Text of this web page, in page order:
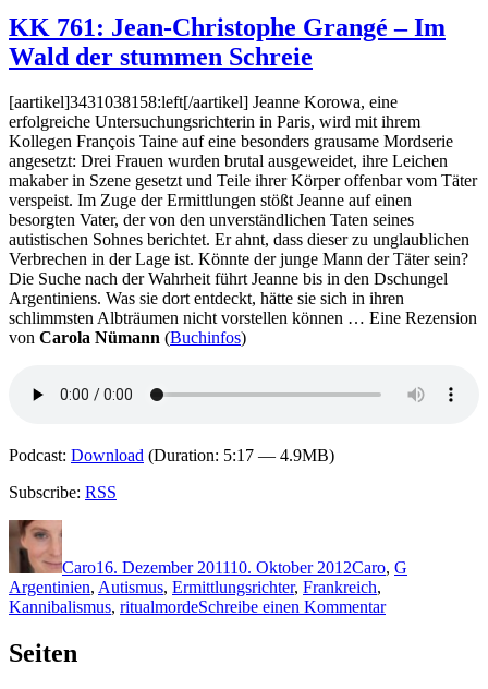
785:
Jodi
Picoult
In
den
Augen
der
anderen
KK 761: Jean-Christophe Grangé – Im
Wald der stummen Schreie
[aartikel]3431038158:left[/aartikel] Jeanne Korowa, eine
erfolgreiche Untersuchungsrichterin in Paris, wird mit ihrem
Kollegen François Taine auf eine besonders grausame Mordserie
angesetzt: Drei Frauen wurden brutal ausgeweidet, ihre Leichen
makaber in Szene gesetzt und Teile ihrer Körper offenbar vom Täter
verspeist. Im Zuge der Ermittlungen stößt Jeanne auf einen
besorgten Vater, der von den unverständlichen Taten seines
autistischen Sohnes berichtet. Er ahnt, dass dieser zu unglaublichen
Verbrechen in der Lage ist. Könnte der junge Mann der Täter sein?
Die Suche nach der Wahrheit führt Jeanne bis in den Dschungel
Argentiniens. Was sie dort entdeckt, hätte sie sich in ihren
schlimmsten Albträumen nicht vorstellen können … Eine Rezension
von Carola Nümann (Buchinfos)
Podcast: Download (Duration: 5:17 — 4.9MB)
Subscribe: RSS
Autor
Caro16. Dezember 201110. Oktober 2012Caro, G
Argentinien, Autismus, Ermittlungsrichter, Frankreich,
Kannibalismus, ritualmordeSchreibe einen Kommentarzu
Seiten